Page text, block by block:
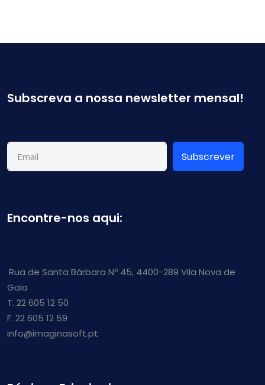
Subscreva a nossa newsletter mensal!
Subscrever
Encontre-nos aqui:
Rua de Santa Bárbara Nº 45, 4400-289 Vila Nova de
Gaia
T. 22 605 12 50
F. 22 605 12 59
info@imaginasoft.pt